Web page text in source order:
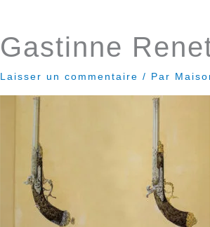
Gastinne
Laisser un commentaire / Par